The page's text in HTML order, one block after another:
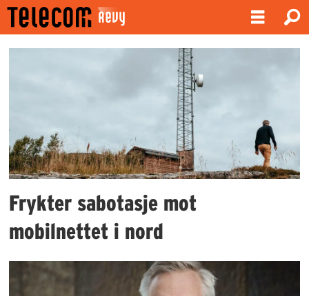
Emne:
sabotasje
Frykter sabotasje mot
mobilnettet i nord